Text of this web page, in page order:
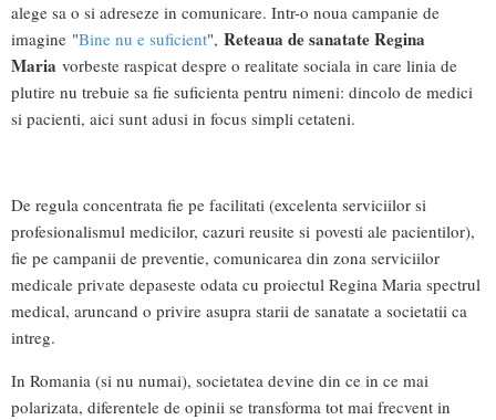
alege sa o si adreseze in comunicare. Intr-o noua campanie de
imagine "Bine nu e suficient", Reteaua de sanatate Regina
Maria vorbeste raspicat despre o realitate sociala in care linia de
plutire nu trebuie sa fie suficienta pentru nimeni: dincolo de medici
si pacienti, aici sunt adusi in focus simpli cetateni.
De regula concentrata fie pe facilitati (excelenta serviciilor si
profesionalismul medicilor, cazuri reusite si povesti ale pacientilor),
fie pe campanii de preventie, comunicarea din zona serviciilor
medicale private depaseste odata cu proiectul Regina Maria spectrul
medical, aruncand o privire asupra starii de sanatate a societatii ca
intreg.
In Romania (si nu numai), societatea devine din ce in ce mai
polarizata, diferentele de opinii se transforma tot mai frecvent in